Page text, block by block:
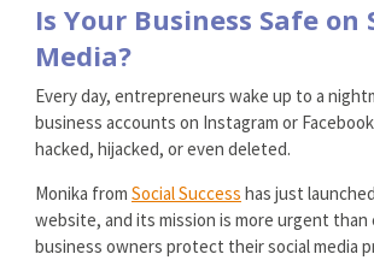
Is Your Business Safe on
Media?
Every day, entrepreneurs wake up to a
business accounts on Instagram or
hacked, hijacked, or even deleted.
Monika from Social Success has just
website, and its mission is more urgent than
business owners protect their social media